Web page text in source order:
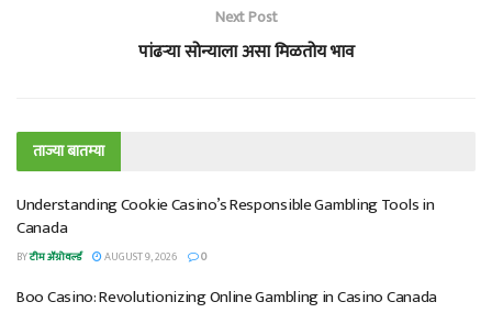
Next Post
पांढऱ्या सोन्याला असा मिळतोय भाव
ताज्या बातम्या
Understanding Cookie Casino’s Responsible Gambling Tools in
Canada
BYटीम ॲग्रोवर्ल्ड AUGUST 9, 2026 0
Boo Casino: Revolutionizing Online Gambling in Casino Canada